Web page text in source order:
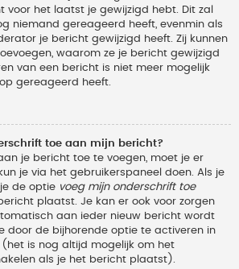
voor het laatst je gewijzigd hebt. Dit zal
niemand gereageerd heeft, evenmin als
je bericht gewijzigd heeft. Zij kunnen
waarom ze je bericht gewijzigd
van een bericht is niet meer mogelijk
gereageerd heeft.
toe aan mijn bericht?
je bericht toe te voegen, moet je er
je via het gebruikerspaneel doen. Als je
de optie voeg mijn onderschrift toe
plaatst. Je kan er ook voor zorgen
aan ieder nieuw bericht wordt
door de bijhorende optie te activeren in
is nog altijd mogelijk om het
als je het bericht plaatst).